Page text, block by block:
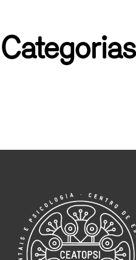
Categorias
PSICOTERAPIA
REIKI